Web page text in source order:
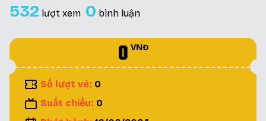
532 lượt xem 0 bình luận
0 VNĐ
Số lượt vé: 0
Suất chiếu: 0